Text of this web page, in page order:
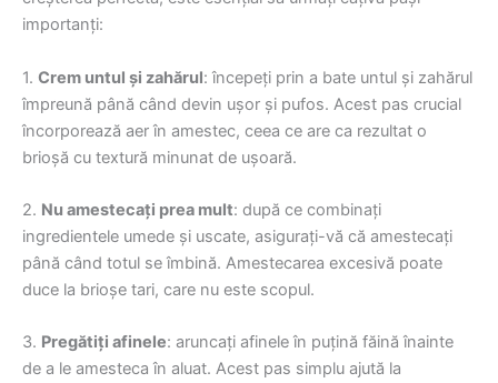
importanți:
1. Crem untul și zahărul: începeți prin a bate untul și zahărul
împreună până când devin ușor și pufos. Acest pas crucial
încorporează aer în amestec, ceea ce are ca rezultat o
brioșă cu textură minunat de ușoară.
2. Nu amestecați prea mult: după ce combinați
ingredientele umede și uscate, asigurați-vă că amestecați
până când totul se îmbină. Amestecarea excesivă poate
duce la brioșe tari, care nu este scopul.
3. Pregătiți afinele: aruncați afinele în puțină făină înainte
de a le amesteca în aluat. Acest pas simplu ajută la